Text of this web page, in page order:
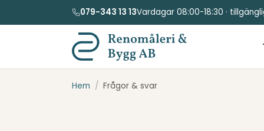
079-343 13 13Vardagar 08:00-18:30 ·
Hem / Frågor & svar